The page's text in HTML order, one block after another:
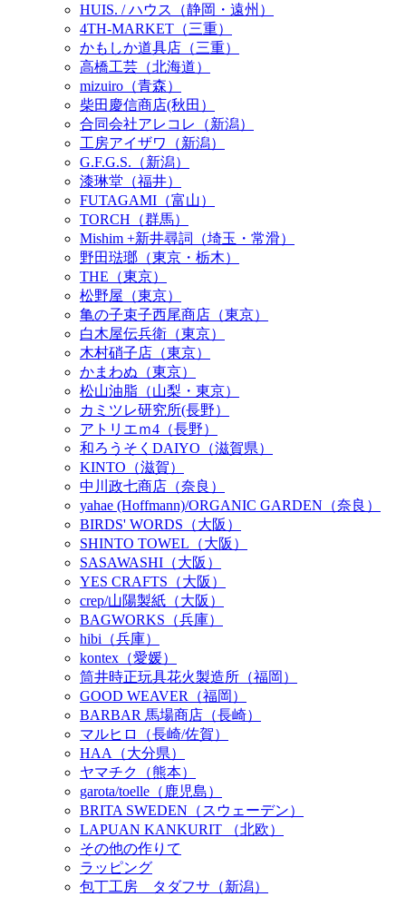
HUIS. / ハウス（静岡・遠州）
4TH-MARKET（三重）
かもしか道具店（三重）
高橋工芸（北海道）
mizuiro（青森）
柴田慶信商店(秋田）
合同会社アレコレ（新潟）
工房アイザワ（新潟）
G.F.G.S.（新潟）
漆琳堂（福井）
FUTAGAMI（富山）
TORCH（群馬）
Mishim +新井尋詞（埼玉・常滑）
野田琺瑯（東京・栃木）
THE（東京）
松野屋（東京）
亀の子束子西尾商店（東京）
白木屋伝兵衛（東京）
木村硝子店（東京）
かまわぬ（東京）
松山油脂（山梨・東京）
カミツレ研究所(長野）
アトリエｍ4（長野）
和ろうそくDAIYO（滋賀県）
KINTO（滋賀）
中川政七商店（奈良）
yahae (Hoffmann)/ORGANIC GARDEN（奈良）
BIRDS' WORDS（大阪）
SHINTO TOWEL（大阪）
SASAWASHI（大阪）
YES CRAFTS（大阪）
crep/山陽製紙（大阪）
BAGWORKS（兵庫）
hibi（兵庫）
kontex（愛媛）
筒井時正玩具花火製造所（福岡）
GOOD WEAVER（福岡）
BARBAR 馬場商店（長崎）
マルヒロ（長崎/佐賀）
HAA（大分県）
ヤマチク（熊本）
garota/toelle（鹿児島）
BRITA SWEDEN（スウェーデン）
LAPUAN KANKURIT （北欧）
その他の作りて
ラッピング
包丁工房 タダフサ（新潟）